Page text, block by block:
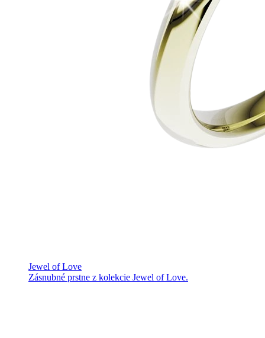
Jewel of Love
Zásnubné prstne z kolekcie Jewel of Love.